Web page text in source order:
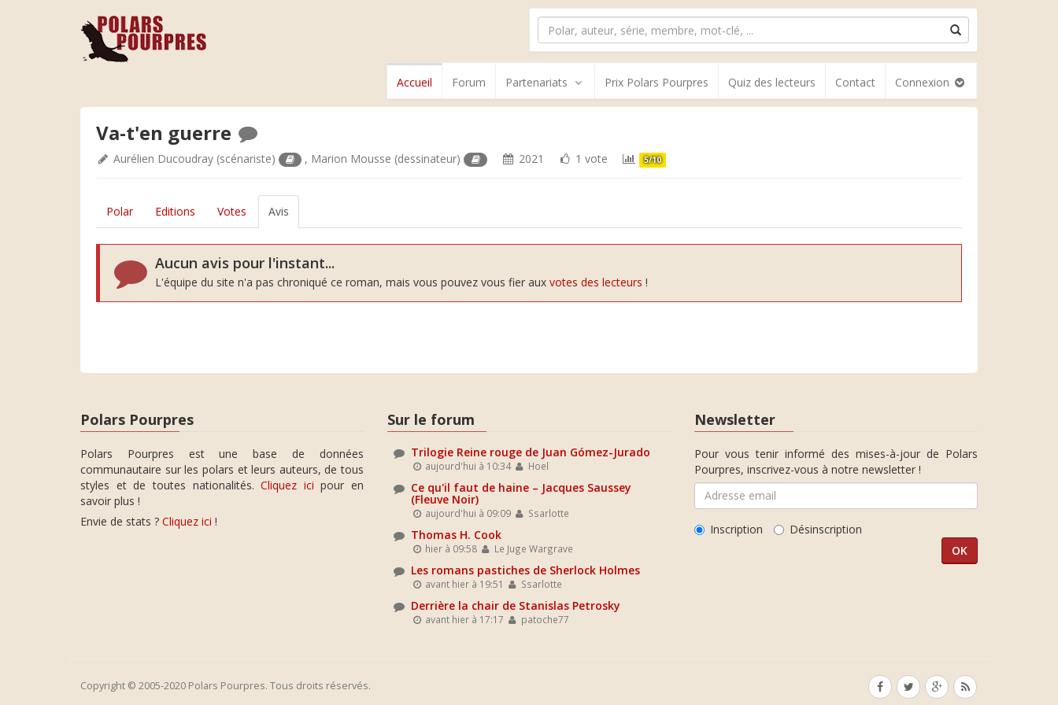
Accueil Forum Partenariats Prix Polars Pourpres Quiz des lecteurs Contact Connexion
Va-t'en guerre
Aurélien Ducoudray (scénariste) , Marion Mousse (dessinateur) 2021 1 vote 5/10
Polar Editions Votes Avis
Aucun avis pour l'instant...
L'équipe du site n'a pas chroniqué ce roman, mais vous pouvez vous fier aux votes des lecteurs !
Polars Pourpres
Polars Pourpres est une base de données
communautaire sur les polars et leurs auteurs, de tous
styles et de toutes nationalités.Cliquez ici pour en
savoir plus !
Envie de stats ? Cliquez ici !
Sur le forum
Trilogie Reine rouge de Juan Gómez-Jurado
aujourd'hui à 10:34 Hoel
Ce qu'il faut de haine – Jacques Saussey
(Fleuve Noir)
aujourd'hui à 09:09 Ssarlotte
Thomas H. Cook
hier à 09:58 Le Juge Wargrave
Les romans pastiches de Sherlock Holmes
avant hier à 19:51 Ssarlotte
Derrière la chair de Stanislas Petrosky
avant hier à 17:17 patoche77
Newsletter
Pour vous tenir informé des mises-à-jour de Polars
Pourpres, inscrivez-vous à notre newsletter !
Inscription Désinscription
Copyright © 2005-2020 Polars Pourpres. Tous droits réservés.